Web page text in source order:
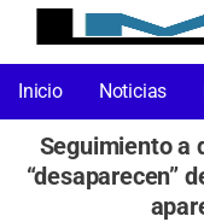
Inicio Noticias
Seguimiento a
“desaparecen”